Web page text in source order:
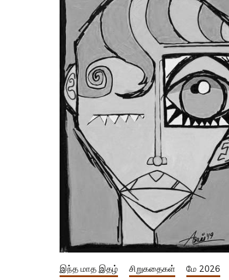
இந்த மாத இதழ் சிறுகதைகள் மே 2026